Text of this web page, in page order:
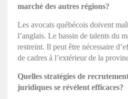
marché des autres régions?
Les avocats québécois doivent
l’anglais. Le bassin de talents du
restreint. Il peut être nécessaire
de cadres à l’extérieur de la
Quelles stratégies de
juridiques se révèlent efficaces?